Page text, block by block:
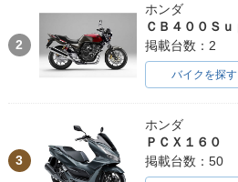
2
ホンダ
掲載台数：2
バイクを探す
3
ホンダ
ＰＣＸ１６０
掲載台数：50